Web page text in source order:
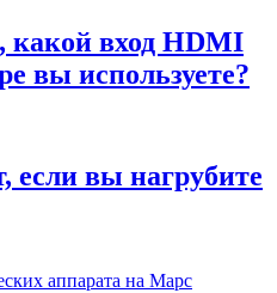
какой вход HDMI
вы используете?
если вы нагрубите
аппарата на Марс